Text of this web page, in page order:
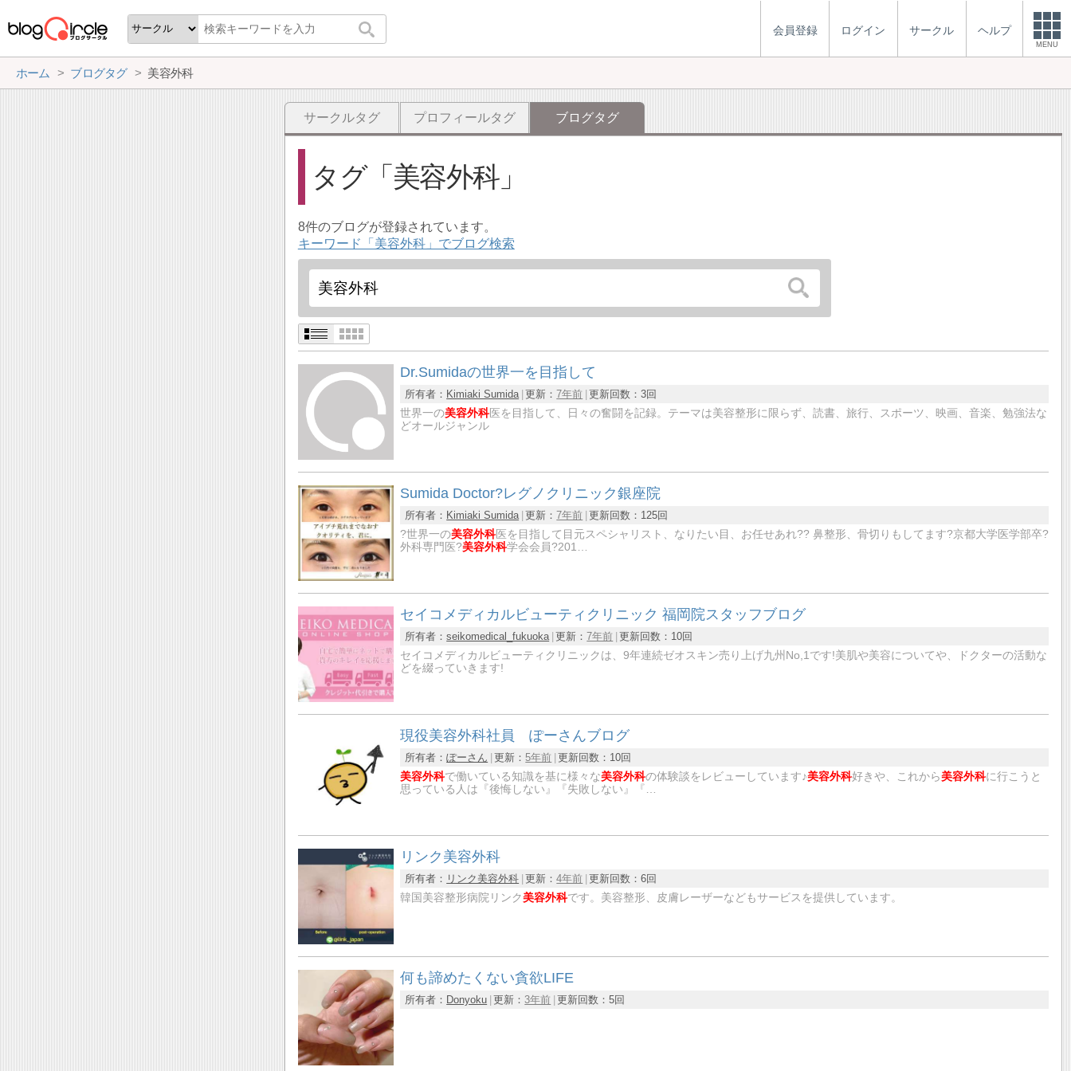
会員登録 ログイン サークル ヘルプ
MENU
ホーム ブログタグ 美容外科
サークルタグ プロフィールタグ ブログタグ
タグ 美容外科
8件のブログが登録されています。
キーワード「美容外科」でブログ検索
Dr.Sumidaの世界一を目指して
所有者： Kimiaki Sumida 更新：7年前 更新回数：3回
世界一の美容外科医を目指して、日々の奮闘を記録。テーマは美容整形に限らず、読書、旅行、スポーツ、映画、音楽、勉強法な
どオールジャンル
Sumida Doctor?レグノクリニック銀座院
所有者： Kimiaki Sumida 更新：7年前 更新回数： 125回
?世界一の美容外科医を目指して目元スペシャリスト、なりたい目、お任せあれ?️? 鼻整形、骨切りもしてます?京都大学医学部卒?
外科専門医?美容外科学会会員?201…
セイコメディカルビューティクリニック 福岡院スタッフブログ
所有者：seikomedical_fukuoka 更新：7年前 更新回数： 10回
セイコメディカルビューティクリニックは、9年連続ゼオスキン売り上げ九州No,1です!美肌や美容についてや、ドクターの活動な
どを綴っていきます!
現役美容外科社員 ぽーさんブログ
所有者：ぽーさん 更新：5年前 更新回数： 10回
美容外科で働いている知識を基に様々な美容外科の体験談をレビューしています♪美容外科好きや、これから美容外科に行こうと
思っている人は『後悔しない』『失敗しない』『…
リンク美容外科
所有者： リンク美容外科 更新：4年前 更新回数：6回
韓国美容整形病院リンク美容外科です。美容整形、皮膚レーザーなどもサービスを提供しています。
何も諦めたくない貪欲LIFE
所有者： Donyoku 更新： 3年前 更新回数：5回